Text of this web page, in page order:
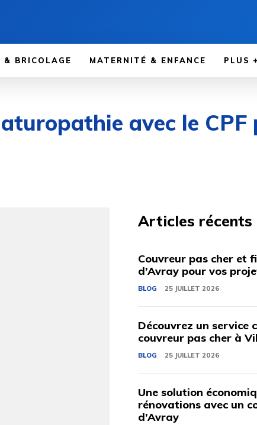
& BRICOLAGE MATERNITÉ & ENFANCE PLUS
avec le CPF
Articles récents
Couvreur pas cher et
d’Avray pour vos
BLOG 25 JUILLET 2026
Découvrez un service
couvreur pas cher à
BLOG 25 JUILLET 2026
Une solution
rénovations avec un
d’Avray